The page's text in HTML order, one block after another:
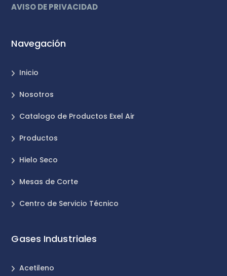
AVISO DE PRIVACIDAD
Navegación
Inicio
Nosotros
Catalogo de Productos Exel Air
Productos
Hielo Seco
Mesas de Corte
Centro de Servicio Técnico
Gases Industriales
Acetileno